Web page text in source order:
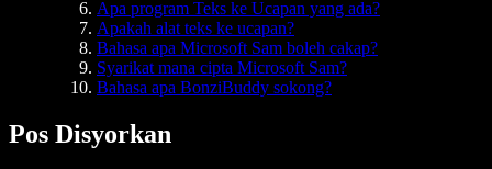
Apa program Teks ke Ucapan yang ada?
Apakah alat teks ke ucapan?
Bahasa apa Microsoft Sam boleh cakap?
Syarikat mana cipta Microsoft Sam?
Bahasa apa BonziBuddy sokong?
Pos Disyorkan